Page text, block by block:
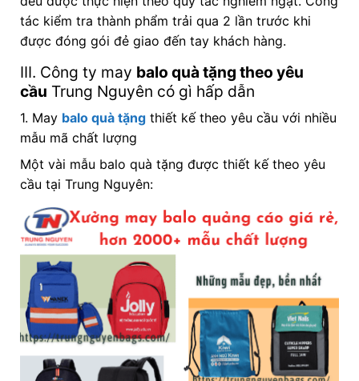
tác kiểm tra thành phẩm trải qua 2 lần trước khi
được đóng gói đẻ giao đến tay khách hàng.
III. Công ty may balo quà tặng theo yêu
cầu Trung Nguyên có gì hấp dẫn
1. May balo quà tặngthiết kế theo yêu cầu với nhiều
mẫu mã chất lượng
Một vài mẫu balo quà tặng được thiết kế theo yêu
cầu tại Trung Nguyên: